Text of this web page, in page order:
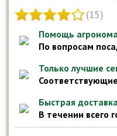
(15)
Помощь
По вопросам
Только лучшие
Быстрая
В течении всего